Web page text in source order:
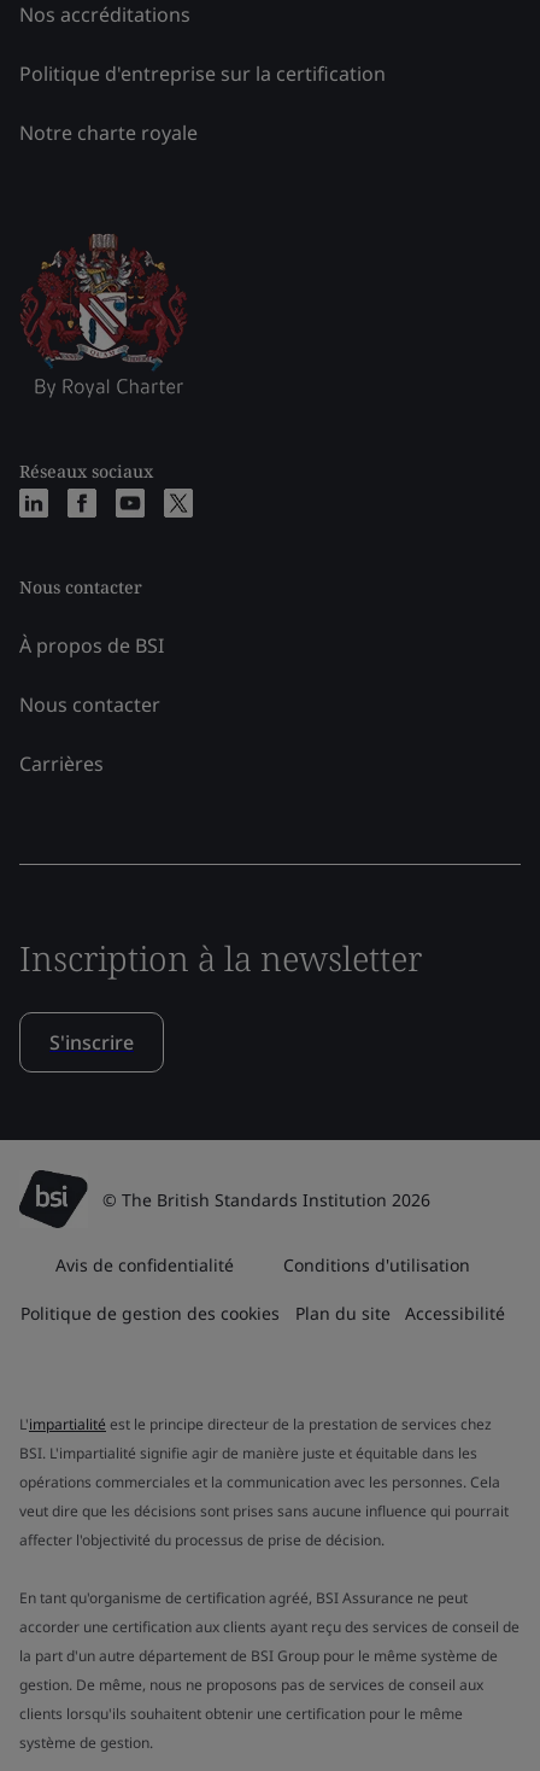
Nos accréditations
Politique d'entreprise sur la certification
Notre charte royale
Réseaux sociaux
Nous contacter
À propos de BSI
Nous contacter
Carrières
Inscription à la newsletter
S'inscrire
© The British Standards Institution 2026
Avis de confidentialité Conditions d'utilisation
Politique de gestion des cookies Plan du site Accessibilité
L'impartialité est le principe directeur de la prestation de services chez
BSI. L'impartialité signifie agir de manière juste et équitable dans les
opérations commerciales et la communication avec les personnes. Cela
veut dire que les décisions sont prises sans aucune influence qui pourrait
affecter l'objectivité du processus de prise de décision.
En tant qu'organisme de certification agréé, BSI Assurance ne peut
accorder une certification aux clients ayant reçu des services de conseil de
la part d'un autre département de BSI Group pour le même système de
gestion. De même, nous ne proposons pas de services de conseil aux
clients lorsqu'ils souhaitent obtenir une certification pour le même
système de gestion.